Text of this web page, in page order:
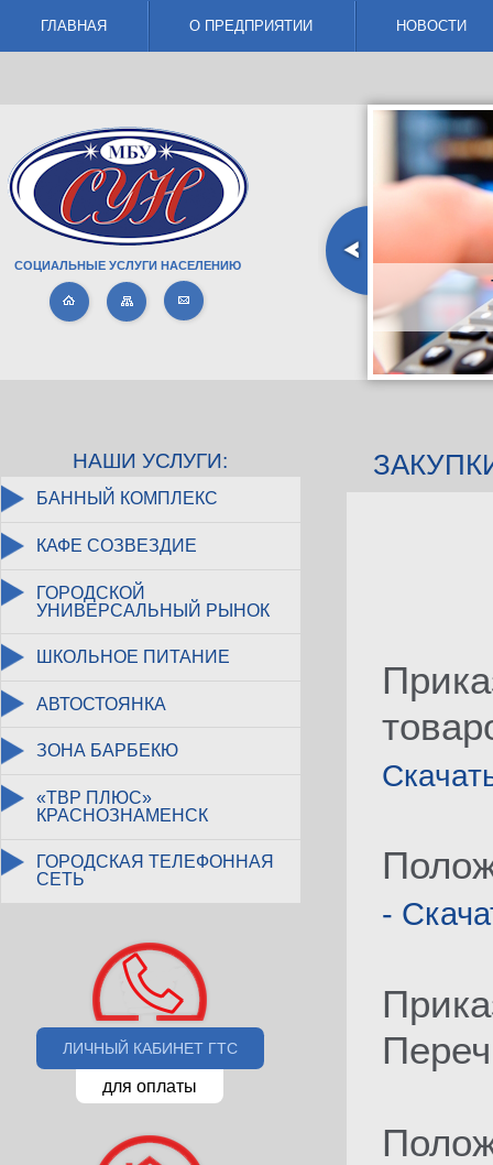
ГЛАВНАЯ О ПРЕДПРИЯТИИ НОВОСТИ
СОЦИАЛЬНЫЕ УСЛУГИ НАСЕЛЕНИЮ
НАШИ УСЛУГИ:
БАННЫЙ КОМПЛЕКС
КАФЕ СОЗВЕЗДИЕ
ГОРОДСКОЙ
УНИВЕРСАЛЬНЫЙ РЫНОК
ШКОЛЬНОЕ ПИТАНИЕ
АВТОСТОЯНКА
ЗОНА БАРБЕКЮ
«ТВР ПЛЮС»
КРАСНОЗНАМЕНСК
ГОРОДСКАЯ ТЕЛЕФОННАЯ
СЕТЬ
ЛИЧНЫЙ КАБИНЕТ ГТС
для оплаты
-